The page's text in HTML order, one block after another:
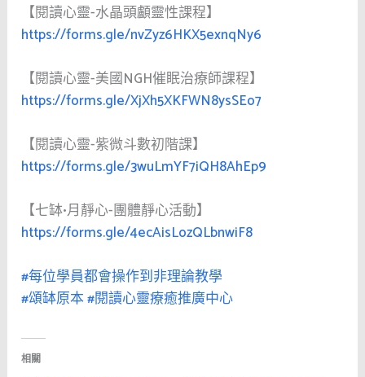
【閱讀心靈-水晶頭顱靈性課程】
https://forms.gle/nvZyz6HKX5exnqNy6
【閱讀心靈-美國NGH催眠治療師課程】
https://forms.gle/XjXh5XKFWN8ysSEo7
【閱讀心靈-紫微斗數初階課】
https://forms.gle/3wuLmYF7iQH8AhEp9
【七缽•月靜心-團體靜心活動】
https://forms.gle/4ecAisLozQLbnwiF8
#每位學員都會操作到非理論教學
#頌缽原本#閱讀心靈療癒推廣中心
相關